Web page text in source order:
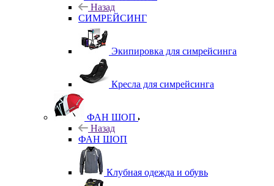
Назад
СИМРЕЙСИНГ
Экипировка для симрейсинга
Кресла для симрейсинга
ФАН ШОП
Назад
ФАН ШОП
Клубная одежда и обувь